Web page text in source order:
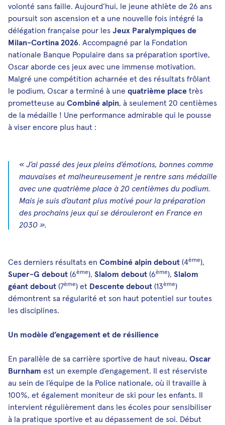
volonté sans faille. Aujourd’hui, le jeune athlète de 26 ans
poursuit son ascension et a une nouvelle fois intégré la
délégation française pour les Jeux Paralympiques de
Milan-Cortina 2026. Accompagné par la Fondation
nationale Banque Populaire dans sa préparation sportive,
Oscar aborde ces jeux avec une immense motivation.
Malgré une compétition acharnée et des résultats frôlant
le podium, Oscar a terminé à une quatrième place très
prometteuse au Combiné alpin, à seulement 20 centièmes
de la médaille ! Une performance admirable qui le pousse
à viser encore plus haut :
« J’ai passé des jeux pleins d’émotions, bonnes comme
mauvaises et malheureusement je rentre sans médaille
avec une quatrième place à 20 centièmes du podium.
Mais je suis d’autant plus motivé pour la préparation
des prochains jeux qui se dérouleront en France en
2030 ».
Ces derniers résultats en Combiné alpin debout (4ème),
Super-G debout (6ème), Slalom debout (6ème), Slalom
géant debout (7ème) et Descente debout (13ème)
démontrent sa régularité et son haut potentiel sur toutes
les disciplines.
Un modèle d’engagement et de résilience
En parallèle de sa carrière sportive de haut niveau, Oscar
Burnham est un exemple d’engagement. Il est réserviste
au sein de l’équipe de la Police nationale, où il travaille à
100%, et également moniteur de ski pour les enfants. Il
intervient régulièrement dans les écoles pour sensibiliser
à la pratique sportive et au dépassement de soi. Début